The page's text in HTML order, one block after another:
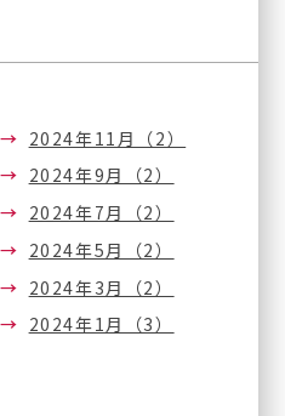
診療内容一覧
2024年11月（2）
2024年9月（2）
2024年7月（2）
2024年5月（2）
2024年3月（2）
2024年1月（3）